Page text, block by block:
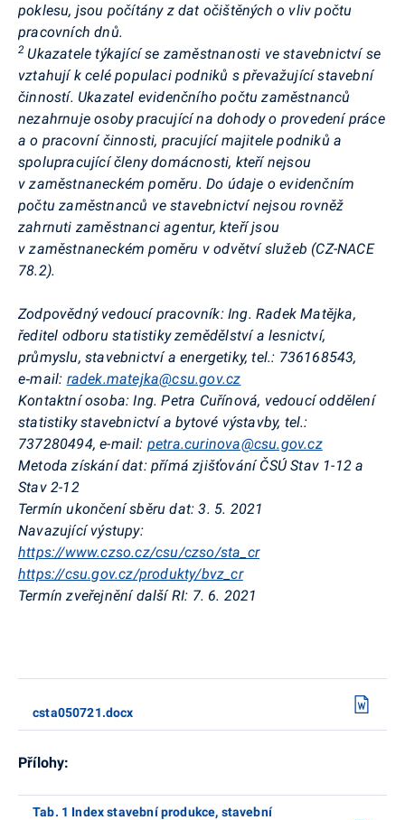
poklesu, jsou počítány z dat očištěných o vliv počtu
pracovních dnů.
2 Ukazatele týkající se zaměstnanosti ve stavebnictví se
vztahují k celé populaci podniků s převažující stavební
činností. Ukazatel evidenčního počtu zaměstnanců
nezahrnuje osoby pracující na dohody o provedení práce
a o pracovní činnosti, pracující majitele podniků a
spolupracující členy domácnosti, kteří nejsou
v zaměstnaneckém poměru. Do údaje o evidenčním
počtu zaměstnanců ve stavebnictví nejsou rovněž
zahrnuti zaměstnanci agentur, kteří jsou
v zaměstnaneckém poměru v odvětví služeb (CZ-NACE
78.2).
Zodpovědný vedoucí pracovník: Ing. Radek Matějka,
ředitel odboru statistiky zemědělství a lesnictví,
průmyslu, stavebnictví a energetiky, tel.: 736168543,
e‑mail: radek.matejka@csu.gov.cz
Kontaktní osoba: Ing. Petra Cuřínová, vedoucí oddělení
statistiky stavebnictví a bytové výstavby, tel.:
737280494, e-mail: petra.curinova@csu.gov.cz
Metoda získání dat: přímá zjišťování ČSÚ Stav 1-12 a
Stav 2-12
Termín ukončení sběru dat: 3. 5. 2021
Navazující výstupy:
https://www.czso.cz/csu/czso/sta_cr
https://csu.gov.cz/produkty/bvz_cr
Termín zveřejnění další RI: 7. 6. 2021
csta050721.docx
Přílohy:
Tab. 1 Index stavební produkce, stavební